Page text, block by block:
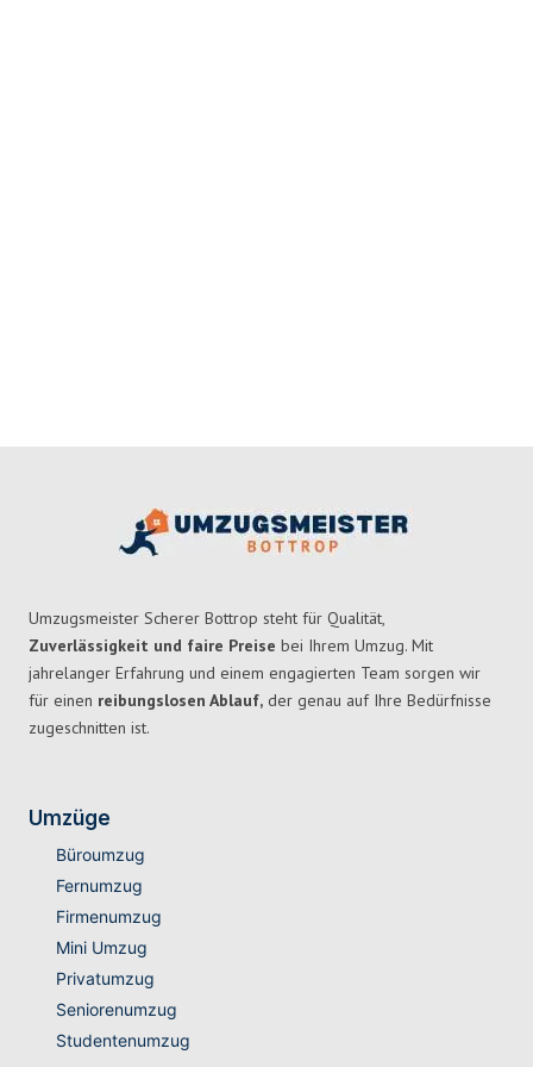
Umzugsmeister Scherer Bottrop steht für Qualität,
Zuverlässigkeit und faire Preise bei Ihrem Umzug. Mit
jahrelanger Erfahrung und einem engagierten Team sorgen wir
für einen reibungslosen Ablauf, der genau auf Ihre Bedürfnisse
zugeschnitten ist.
Umzüge
Büroumzug
Fernumzug
Firmenumzug
Mini Umzug
Privatumzug
Seniorenumzug
Studentenumzug